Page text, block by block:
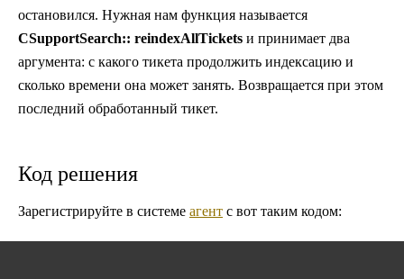
остановился. Нужная нам функция называется
CSupportSearch:: reindexAllTickets и принимает два
аргумента: с какого тикета продолжить индексацию и
сколько времени она может занять. Возвращается при этом
последний обработанный тикет.
Код решения
Зарегистрируйте в системе агент с вот таким кодом: